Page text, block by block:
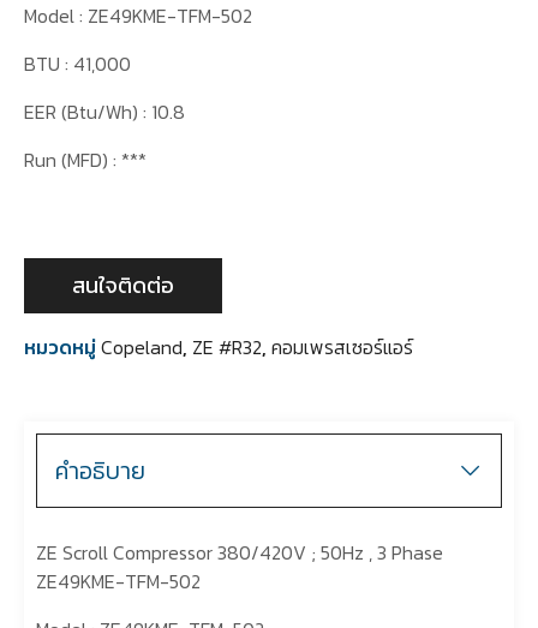
Model : ZE49KME-TFM-502
BTU : 41,000
EER (Btu/Wh) : 10.8
Run (MFD) : ***
สนใจติดต่อ
หมวดหมู่Copeland, ZE #R32, คอมเพรสเซอร์แอร์
คำอธิบาย
ZE Scroll Compressor 380/420V ; 50Hz , 3 Phase
ZE49KME-TFM-502